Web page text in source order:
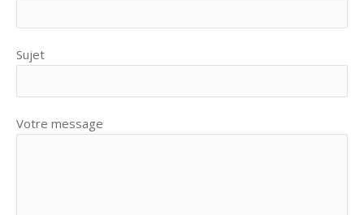
Sujet
Votre message